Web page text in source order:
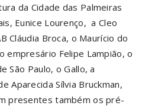
da Cidade das Palmeiras
Eunice Lourenço, a Cleo
Cláudia Broca, o Maurício do
empresário Felipe Lampião, o
São Paulo, o Gallo, a
Aparecida Sílvia Bruckman,
presentes também os pré-